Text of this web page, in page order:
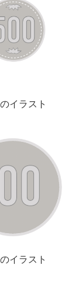
イラスト
イラスト